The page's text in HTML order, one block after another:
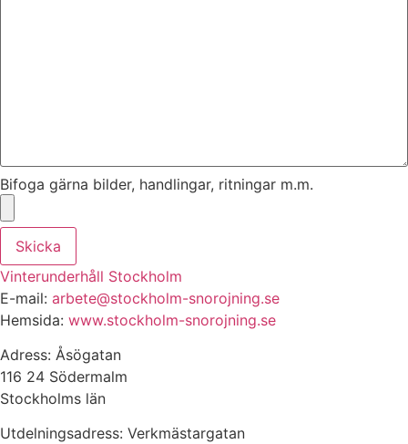
Bifoga gärna bilder, handlingar, ritningar m.m.
Skicka
Vinterunderhåll Stockholm
E-mail: arbete@stockholm-snorojning.se
Hemsida: www.stockholm-snorojning.se
Adress: Åsögatan
116 24 Södermalm
Stockholms län
Utdelningsadress: Verkmästargatan